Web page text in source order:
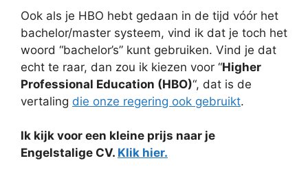
Ook als je HBO hebt gedaan in de tijd vóór het
bachelor/master systeem, vind ik dat je toch het
woord “bachelor’s” kunt gebruiken. Vind je dat
echt te raar, dan zou ik kiezen voor “Higher
Professional Education (HBO)“, dat is de
vertaling die onze regering ook gebruikt.
Ik kijk voor een kleine prijs naar je
Engelstalige CV. Klik hier.